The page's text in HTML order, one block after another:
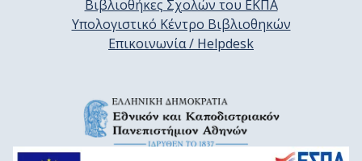
Βιβλιοθήκες Σχολών του ΕΚΠΑ
Υπολογιστικό Κέντρο Βιβλιοθηκών
Επικοινωνία / Helpdesk